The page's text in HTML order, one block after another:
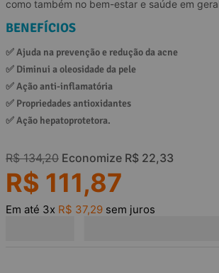
como também no bem-estar e saúde em
BENEFÍCIOS
✅ Ajuda na prevenção e redução da acne
✅ Diminui a oleosidade da pele
✅ Ação anti-inflamatória
✅ Propriedades antioxidantes
✅ Ação hepatoprotetora.
R$ 134,20 Economize R$ 22,33
R$ 111,87
Em até 3x R$ 37,29 sem juros